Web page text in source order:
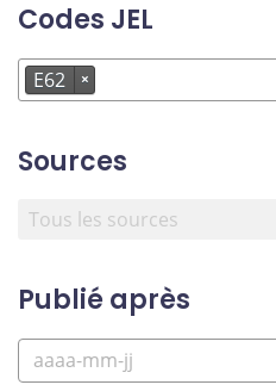
Codes JEL
E62 ×
Sources
Publié après